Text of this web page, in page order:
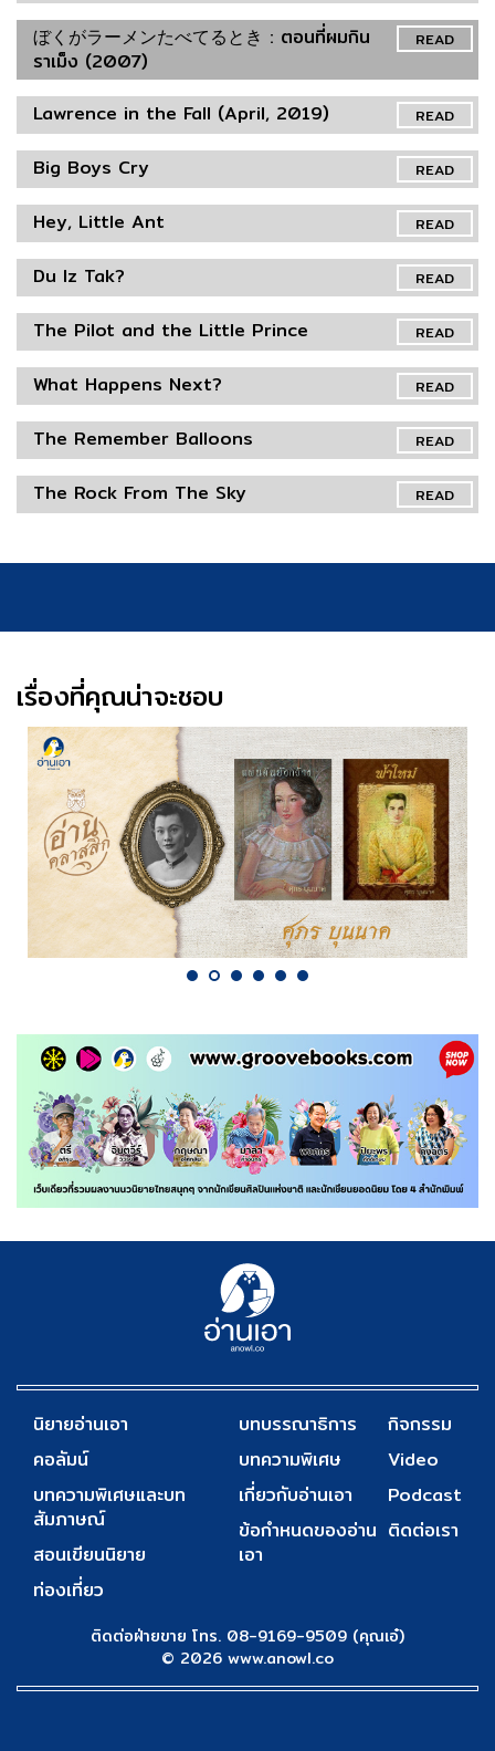
READ
ぼくがラーメンたべてるとき : ตอนที่ผมกิน
ราเม็ง (2007)
READ
Lawrence in the Fall (April, 2019)
READ
Big Boys Cry
READ
Hey, Little Ant
READ
Du Iz Tak?
READ
The Pilot and the Little Prince
READ
What Happens Next?
READ
The Remember Balloons
READ
The Rock From The Sky
เรื่องที่คุณน่าจะชอบ
นิยายอ่านเอา
คอลัมน์
บทความพิเศษและบท
สัมภาษณ์
สอนเขียนนิยาย
ท่องเที่ยว
บทบรรณาธิการ
บทความพิเศษ
เกี่ยวกับอ่านเอา
ข้อกำหนดของอ่าน
เอา
กิจกรรม
Video
Podcast
ติดต่อเรา
ติดต่อฝ่ายขาย โทร. 08-9169-9509 (คุณเอ๋)
© 2026 www.anowl.co